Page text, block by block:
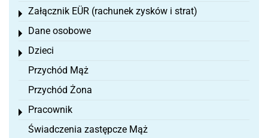
Załącznik EÜR (rachunek zysków i strat)
Toggle menu
Dane osobowe
Toggle menu
Dzieci
Toggle menu
Przychód Mąż
Przychód Żona
Pracownik
Toggle menu
Świadczenia zastępcze Mąż